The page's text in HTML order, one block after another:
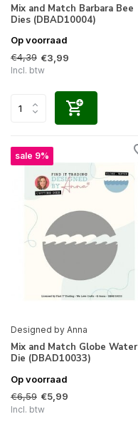
Mix and Match Barbara Bee
Dies (DBAD10004)
Op voorraad
€4,39 €3,99
Incl. btw
sale 9%
Designed by Anna
Mix and Match Globe Water
Die (DBAD10033)
Op voorraad
€6,59 €5,99
Incl. btw